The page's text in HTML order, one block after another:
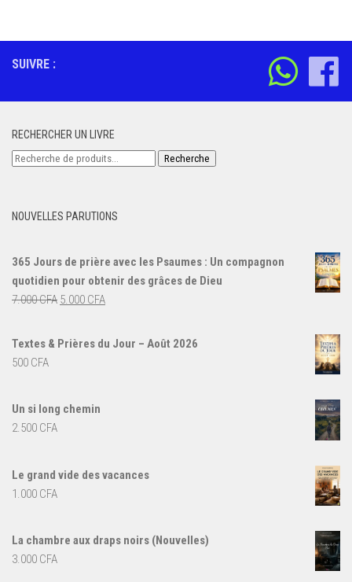
SUIVRE :
RECHERCHER UN LIVRE
Recherche
Recherche
NOUVELLES PARUTIONS
365 Jours de prière avec les Psaumes : Un compagnon
quotidien pour obtenir des grâces de Dieu
7.000CFA Le
initial
5.000 CFALe
actuel
Textes & Prières du Jour – Août 2026
500 CFA
Un si long chemin
2.500 CFA
Le grand vide des vacances
1.000 CFA
La chambre aux draps noirs (Nouvelles)
3.000 CFA